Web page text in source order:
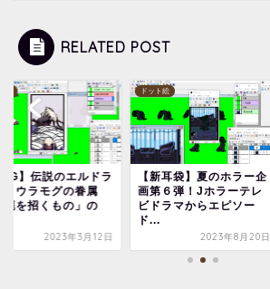
RELATED POST
】伝説のエルドラ
・ウラモグの眷属
廃を招くもの」の
2023年3月12日
ドット絵
【新耳袋】夏のホラー企
画第６弾！Jホラーテレ
ビドラマからエピソー
ド...
2023年8月20日